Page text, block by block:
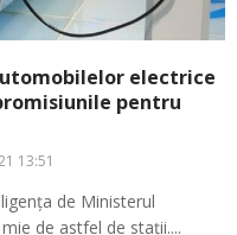
electrice
pentru
13:51
de Ministerul
de astfel de stații....